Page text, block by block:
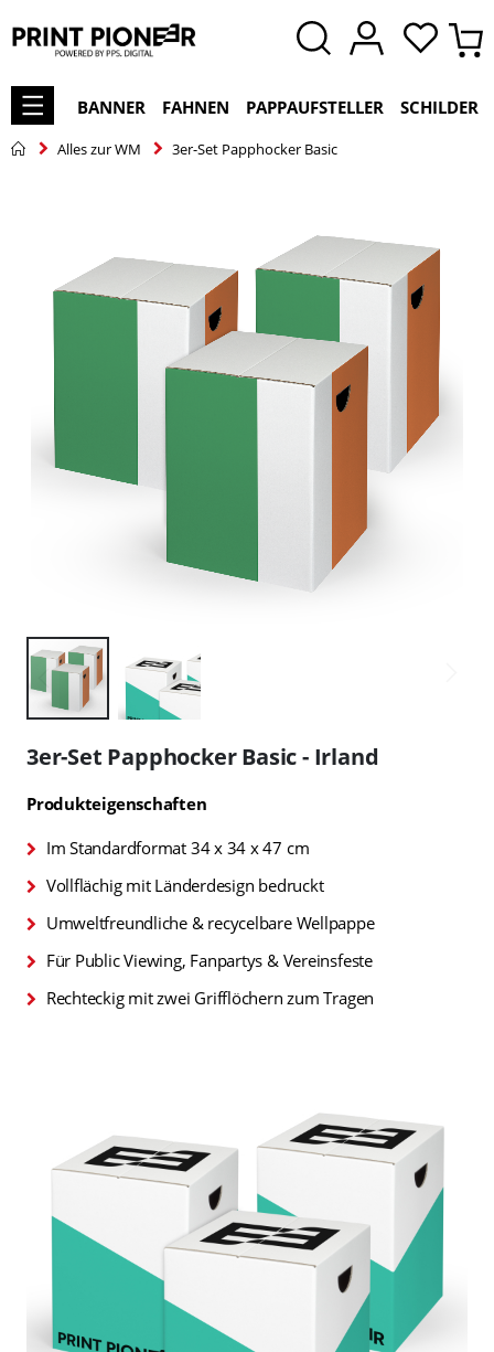
BANNER FAHNEN PAPPAUFSTELLER SCHILDER
Alles zur WM 3er-Set Papphocker Basic
springen
Anfang
der
springen
3er-Set Papphocker Basic - Irland
Produkteigenschaften
Im Standardformat 34 x 34 x 47 cm
Vollflächig mit Länderdesign bedruckt
Umweltfreundliche & recycelbare Wellpappe
Für Public Viewing, Fanpartys & Vereinsfeste
Rechteckig mit zwei Grifflöchern zum Tragen